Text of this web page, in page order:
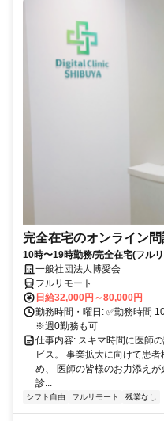
完全在宅のオンライン
10時〜19時勤務/完全在宅(フル
業務一般社団法人博愛会
フルリモート
日給32,000円～80,000円
勤務時間・曜日: ✅勤務時間
※週0勤務も可
仕事内容: スキマ時間に医師
ビス。 事業拡大に向けて患
め、 医師の皆様のお力添え
診...
シフト自由 フルリモート 残業なし